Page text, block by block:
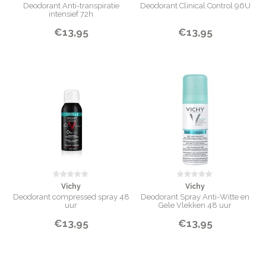
Deodorant Anti-transpiratie
intensief 72h
€13,95
Deodorant Clinical Control 96U
€13,95
Vichy
Deodorant compressed spray 48
uur
€13,95
Vichy
Deodorant Spray Anti-Witte en
Gele Vlekken 48 uur
€13,95